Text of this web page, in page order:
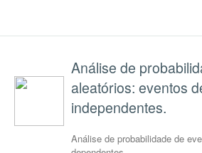
Análise de
aleatórios: eventos
independentes.
Análise de probabilidade de